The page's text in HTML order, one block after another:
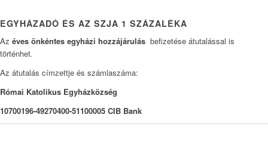
EGYHÁZADÓ ÉS AZ SZJA 1 SZÁZALÉKA
Az éves önkéntes egyházi hozzájárulás befizetése átutalással is
történhet.
Az átutalás címzettje és számlaszáma:
Római Katolikus Egyházközség
10700196-49270400-51100005 CIB Bank